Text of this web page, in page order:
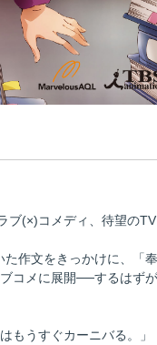
ブ(×)コメディ、待望の
作文をきっかけに、
コメに展開──するは
もうすぐカーニバる。」